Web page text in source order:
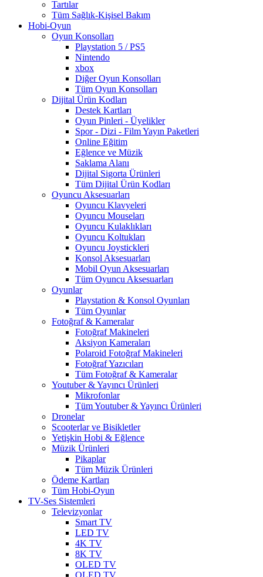
Tartılar
Tüm Sağlık-Kişisel Bakım
Hobi-Oyun
Oyun Konsolları
Playstation 5 / PS5
Nintendo
xbox
Diğer Oyun Konsolları
Tüm Oyun Konsolları
Dijital Ürün Kodları
Destek Kartları
Oyun Pinleri - Üyelikler
Spor - Dizi - Film Yayın Paketleri
Online Eğitim
Eğlence ve Müzik
Saklama Alanı
Dijital Sigorta Ürünleri
Tüm Dijital Ürün Kodları
Oyuncu Aksesuarları
Oyuncu Klavyeleri
Oyuncu Mouseları
Oyuncu Kulaklıkları
Oyuncu Koltukları
Oyuncu Joystickleri
Konsol Aksesuarları
Mobil Oyun Aksesuarları
Tüm Oyuncu Aksesuarları
Oyunlar
Playstation & Konsol Oyunları
Tüm Oyunlar
Fotoğraf & Kameralar
Fotoğraf Makineleri
Aksiyon Kameraları
Polaroid Fotoğraf Makineleri
Fotoğraf Yazıcıları
Tüm Fotoğraf & Kameralar
Youtuber & Yayıncı Ürünleri
Mikrofonlar
Tüm Youtuber & Yayıncı Ürünleri
Dronelar
Scooterlar ve Bisikletler
Yetişkin Hobi & Eğlence
Müzik Ürünleri
Pikaplar
Tüm Müzik Ürünleri
Ödeme Kartları
Tüm Hobi-Oyun
TV-Ses Sistemleri
Televizyonlar
Smart TV
LED TV
4K TV
8K TV
OLED TV
QLED TV